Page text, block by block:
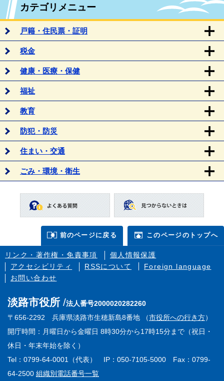
カテゴリメニュー
戸籍・住民票・証明
税金
健康・医療・保健
福祉
教育
防犯・防災
住まい・交通
ごみ・環境・衛生
前のページに戻る このページのトップへ
リンク・著作権・免責事項
個人情報保護
アクセシビリティ
RSSについて
Foreign language
お問い合わせ
淡路市役所
法人番号2000020282260
〒656-2292 兵庫県淡路市生穂新島8番地 （市役所への行き方）
開庁時間：月曜日から金曜日 8時30分から17時15分まで（祝日・
休日・年末年始を除く）
Tel：0799-64-0001（代表） IP：050-7105-5000 Fax：0799-
64-2500 組織別電話番号一覧